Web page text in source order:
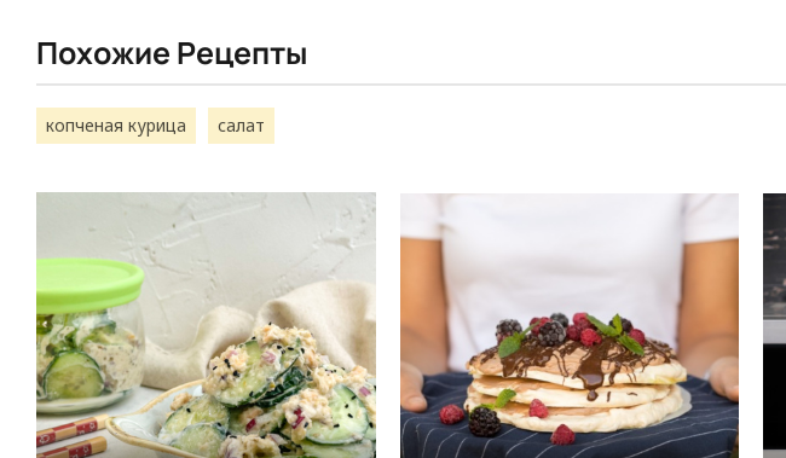
Похожие Рецепты
копченая курица салат